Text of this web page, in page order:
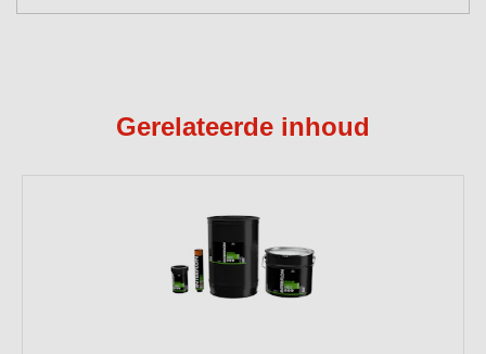
Gerelateerde inhoud